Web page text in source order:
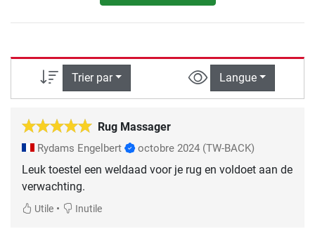
Trier par Langue
Rug Massager
Rydams Engelbert octobre 2024 (TW-BACK)
Leuk toestel een weldaad voor je rug en voldoet aan de
verwachting.
Utile • Inutile